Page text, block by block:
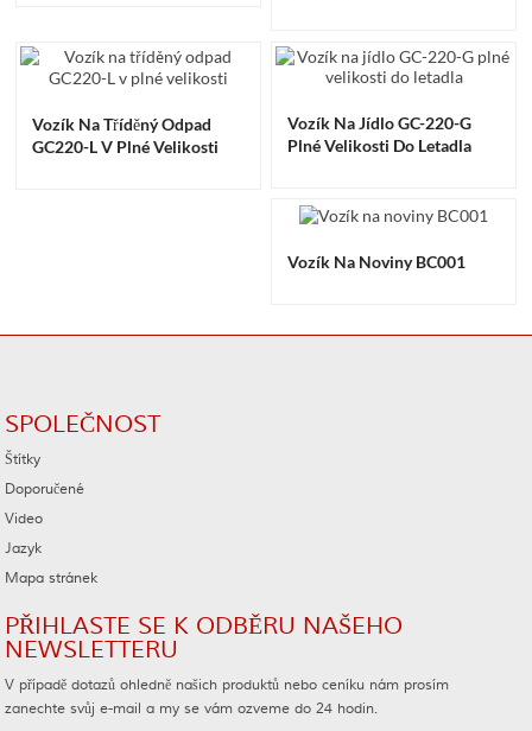
Vozík Na Tříděný Odpad
GC220-L V Plné Velikosti
Vozík Na Jídlo GC-220-G
Plné Velikosti Do Letadla
Vozík Na Noviny BC001
SPOLEČNOST
Štítky
Doporučené
Video
Jazyk
Mapa stránek
PŘIHLASTE SE K ODBĚRU NAŠEHO
NEWSLETTERU
V případě dotazů ohledně našich produktů nebo ceníku nám prosím
zanechte svůj e-mail a my se vám ozveme do 24 hodin.